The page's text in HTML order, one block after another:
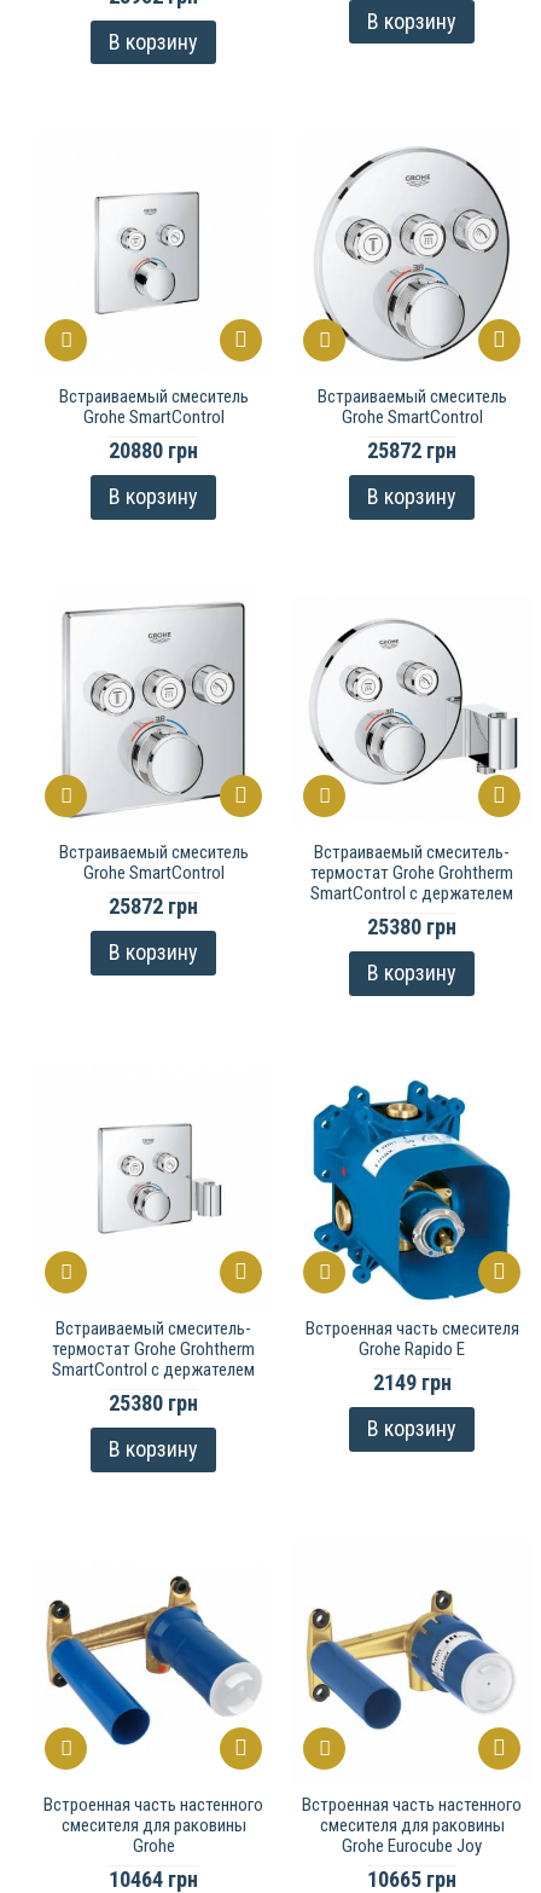
В корзину
В корзину
Встраиваемый смеситель
Grohe SmartControl
20880 грн
В корзину
Встраиваемый смеситель
Grohe SmartControl
25872 грн
В корзину
Встраиваемый смеситель
Grohe SmartControl
25872 грн
В корзину
Встраиваемый смеситель-
термостат Grohe Grohtherm
SmartControl с держателем
25380 грн
В корзину
Встраиваемый смеситель-
термостат Grohe Grohtherm
SmartControl с держателем
25380 грн
В корзину
Встроенная часть смесителя
Grohe Rapido E
2149 грн
В корзину
Встроенная часть настенного
смесителя для раковины
Grohe
10464 грн
Встроенная часть настенного
смесителя для раковины
Grohe Eurocube Joy
10665 грн